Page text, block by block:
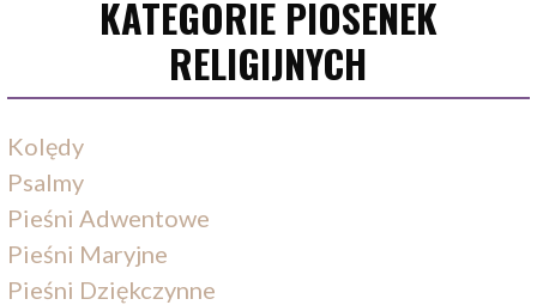
KATEGORIE PIOSENEK
RELIGIJNYCH
Kolędy
Psalmy
Pieśni Adwentowe
Pieśni Maryjne
Pieśni Dziękczynne